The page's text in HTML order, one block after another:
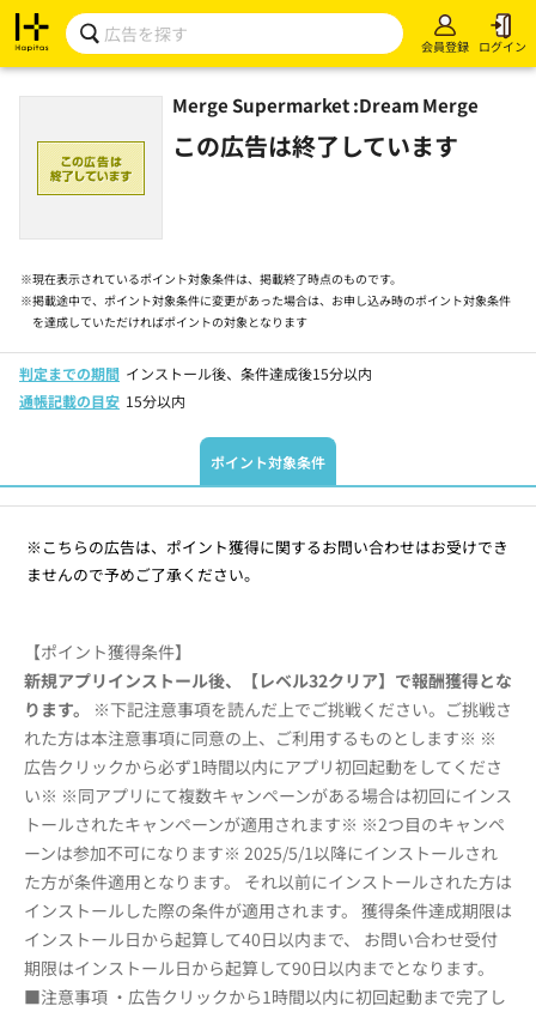
会員登録 ログイン
Merge Supermarket :Dream Merge
この広告は終了しています
※現在表示されているポイント対象条件は、掲載終了時点のものです。
※掲載途中で、ポイント対象条件に変更があった場合は、お申し込み時のポイント対象条件
を達成していただければポイントの対象となります
判定までの期間 インストール後、条件達成後15分以内
通帳記載の目安 15分以内
ポイント対象条件
※こちらの広告は、ポイント獲得に関するお問い合わせはお受けでき
ませんので予めご了承ください。
【ポイント獲得条件】
新規アプリインストール後、【レベル32クリア】で報酬獲得とな
ります。
※下記注意事項を読んだ上でご挑戦ください。ご挑戦さ
れた方は本注意事項に同意の上、ご利用するものとします※ ※
広告クリックから必ず1時間以内にアプリ初回起動をしてくださ
い※ ※同アプリにて複数キャンペーンがある場合は初回にインス
トールされたキャンペーンが適用されます※ ※2つ目のキャンペ
ーンは参加不可になります※ 2025/5/1以降にインストールされ
た方が条件適用となります。 それ以前にインストールされた方は
インストールした際の条件が適用されます。 獲得条件達成期限は
インストール日から起算して40日以内まで、 お問い合わせ受付
期限はインストール日から起算して90日以内までとなります。
■注意事項 ・広告クリックから1時間以内に初回起動まで完了し